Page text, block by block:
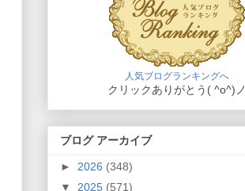
人気ブログランキングへ
クリックありがとう( ^o^)ノ
ブログ アーカイブ
► 2026 (348)
▼ 2025 (571)